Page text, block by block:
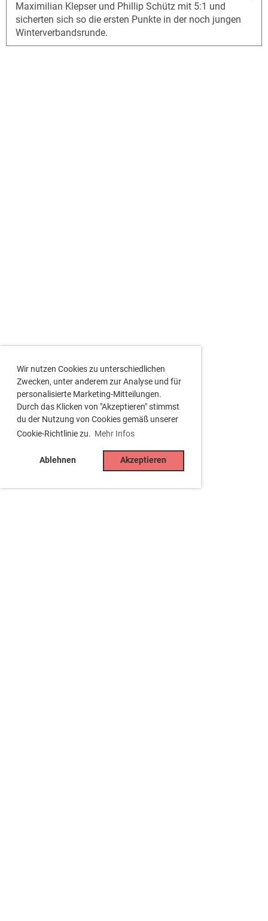
Wir nutzen Cookies zu unterschiedlichen
Zwecken, unter anderem zur Analyse und für
personalisierte Marketing-Mitteilungen.
Durch das Klicken von "Akzeptieren" stimmst
du der Nutzung von Cookies gemäß unserer
Cookie-Richtlinie zu. Mehr Infos
Ablehnen Akzeptieren
Maximilian Klepser und Phillip Schütz mit 5:1 und
sicherten sich so die ersten Punkte in der noch jungen
Winterverbandsrunde.